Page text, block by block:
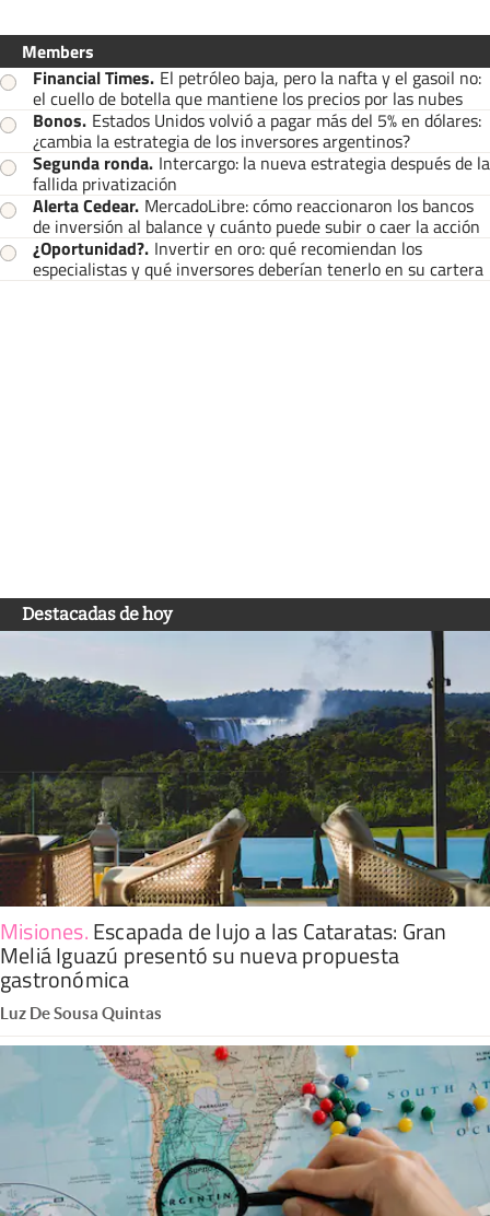
Members
Financial Times. El petróleo baja, pero la nafta y el gasoil no:
el cuello de botella que mantiene los precios por las nubes
Bonos. Estados Unidos volvió a pagar más del 5% en dólares:
¿cambia la estrategia de los inversores argentinos?
Segunda ronda. Intercargo: la nueva estrategia después de la
fallida privatización
Alerta Cedear. MercadoLibre: cómo reaccionaron los bancos
de inversión al balance y cuánto puede subir o caer la acción
¿Oportunidad?. Invertir en oro: qué recomiendan los
especialistas y qué inversores deberían tenerlo en su cartera
Destacadas de hoy
Misiones.Escapada de lujo a las Cataratas: Gran
Meliá Iguazú presentó su nueva propuesta
gastronómica
Luz De Sousa Quintas